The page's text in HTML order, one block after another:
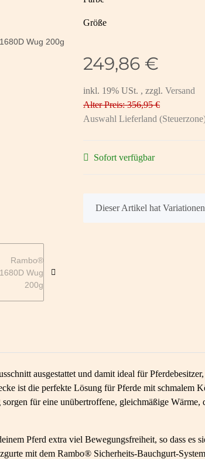
Größe
249,86 €
inkl. 19% USt. , zzgl. Versand
Alter Preis: 356,95 €
Auswahl Lieferland
Sofort verfügbar
x
Dieser Artikel hat
ausgestattet und damit ideal für
ist die perfekte Lösung für Pferde mit schmalem
für eine unübertroffene, gleichmäßige Wärme,
Pferd extra viel Bewegungsfreiheit, so dass es
mit dem Rambo® Sicherheits-Bauchgurt-